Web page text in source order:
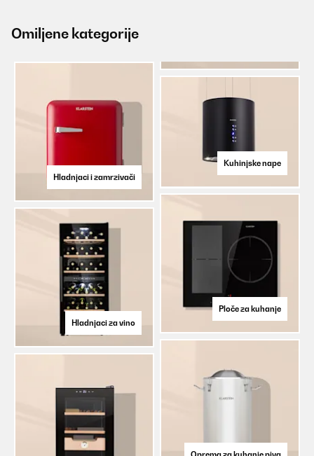
Omiljene kategorije
Hladnjaci i zamrzivači
Hladnjaci za vino
Kuhinjske nape
Ploče za kuhanje